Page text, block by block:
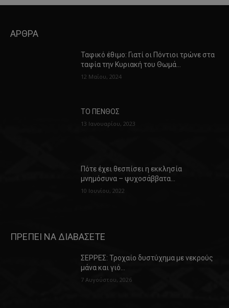
ΑΡΘΡΑ
Ταφικό έθιμο: Γιατί οι Πόντιοι τρώνε στα
ταφία την Κυριακή του Θωμά…
12 Μαΐου, 2024
ΤΟ ΠΕΝΘΟΣ
13 Ιανουαρίου, 2023
Πότε έχει θεσπίσει η εκκλησία
μνημόσυνα – ψυχοσάββατα…
10 Ιουνίου, 2022
ΠΡΕΠΕΙ ΝΑ ΔΙΑΒΑΣΕΤΕ
ΣΕΡΡΕΣ: Τροχαίο δυστύχημα με νεκρούς
μάνα και γιό…
7 Αυγούστου, 2026